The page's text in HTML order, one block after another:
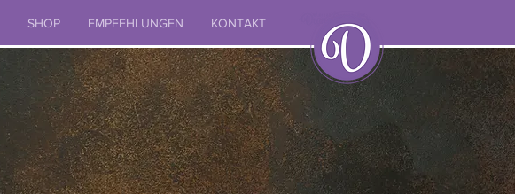
SHOP EMPFEHLUNGEN KONTAKT